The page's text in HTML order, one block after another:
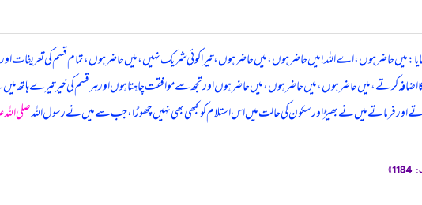
میں حاضر ہوں، اے اللہ! میں حاضر ہوں، میں حاضر ہوں، تیرا کوئی شریک نہیں، میں حاضر ہوں، تمام قسم کی
کا اضافہ کرتے، میں حاضر ہوں، میں حاضر ہوں، میں حاضر ہوں اور تجھ سے موافقت چاہتا ہوں اور ہر قسم کی خیر
کرتے اور فرماتے میں نے بھیڑ اور سکون کی حالت میں اس استلام کو کبھی بھی نہیں چھوڑا، جب سے میں نے رسول اللہصلی